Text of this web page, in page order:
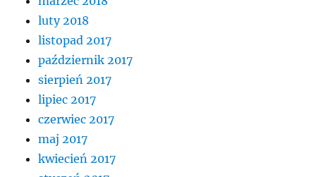
luty 2018
listopad 2017
październik 2017
sierpień 2017
lipiec 2017
czerwiec 2017
maj 2017
kwiecień 2017